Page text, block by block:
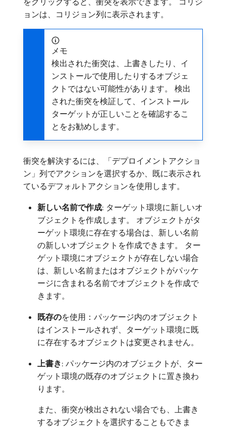
ョンは、コリジョン列に表示されます。
メモ
検出された衝突は、上書きしたり、イ
ンストールで使用したりするオブジェ
クトではない可能性があります。 検出
された衝突を検証して、インストール
ターゲットが正しいことを確認するこ
とをお勧めします。
衝突を解決するには、「デプロイメントアクショ
ン」列でアクションを選択するか、既に表示され
ているデフォルトアクションを使用します。
新しい名前で作成: ターゲット環境に新しいオ
ブジェクトを作成します。 オブジェクトがタ
ーゲット環境に存在する場合は、新しい名前
の新しいオブジェクトを作成できます。 ター
ゲット環境にオブジェクトが存在しない場合
は、新しい名前またはオブジェクトがパッケ
ージに含まれる名前でオブジェクトを作成で
きます。
既存の​を使用：パッケージ内のオブジェクト
はインストールされず、ターゲット環境に既
に存在するオブジェクトは変更されません。
上書き: パッケージ内のオブジェクトが、ター
ゲット環境の既存のオブジェクトに置き換わ
ります。
また、衝突が検出されない場合でも、上書き
するオブジェクトを選択することもできま